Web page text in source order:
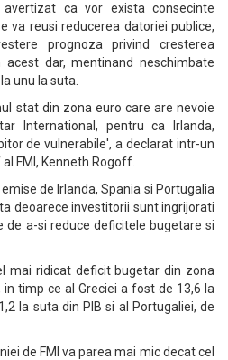
ca vor exista consecinte
va reusi reducerea datoriei publice,
prognoza privind cresterea
dar, mentinand neschimbate
unu la suta.
stat din zona euro care are nevoie
International, pentru ca Irlanda,
de vulnerabile', a declarat intr-un
FMI, Kenneth Rogoff.
de Irlanda, Spania si Portugalia
deoarece investitorii sunt ingrijorati
a-si reduce deficitele bugetare si
mai ridicat deficit bugetar din zona
in timp ce al Greciei a fost de 13,6 la
la suta din PIB si al Portugaliei, de
de FMI va parea mai mic decat cel